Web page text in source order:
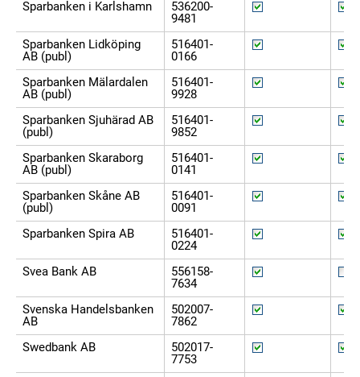
Sparbanken i Karlshamn
536200-
9481
Sparbanken Lidköping
AB (publ)
516401-
0166
Sparbanken Mälardalen
AB (publ)
516401-
9928
Sparbanken Sjuhärad AB
(publ)
516401-
9852
Sparbanken Skaraborg
AB (publ)
516401-
0141
Sparbanken Skåne AB
(publ)
516401-
0091
Sparbanken Spira AB
516401-
0224
Svea Bank AB
556158-
7634
Svenska Handelsbanken
AB
502007-
7862
Swedbank AB
502017-
7753